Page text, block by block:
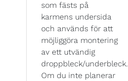
som fästs på
karmens undersida
och används för att
möjliggöra montering
av ett utvändig
droppbleck/underbleck.
Om du inte planerar